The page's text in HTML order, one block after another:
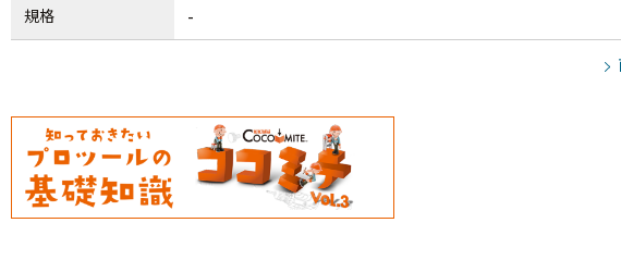
規格 -